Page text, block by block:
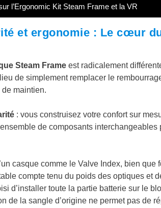
l’Ergonomic Kit Steam Frame et la VR
et ergonomie : Le cœur
Steam Frameest radicalement
de simplement remplacer le
maintien.
: vous construisez votre confort sur
de composants interchangeables
casque comme le Valve Index, bien
compte tenu du poids des optiques et
d’installer toute la partie batterie sur le
de la sangle d’origine ne permet pas de